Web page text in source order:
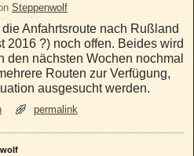
Steppenwolf
Anfahrtsroute nach Rußland
2016 ?) noch offen. Beides wird
den nächsten Wochen nochmal
Routen zur Verfügung,
ausgesucht werden.
permalink